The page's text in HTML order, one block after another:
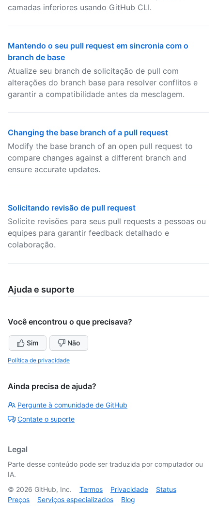
camadas inferiores usando GitHub CLI.
Mantendo o seu pull request em sincronia com o
branch de base
Atualize seu branch de solicitação de pull com
alterações do branch base para resolver conflitos e
garantir a compatibilidade antes da mesclagem.
Changing the base branch of a pull request
Modify the base branch of an open pull request to
compare changes against a different branch and
ensure accurate updates.
Solicitando revisão de pull request
Solicite revisões para seus pull requests a pessoas ou
equipes para garantir feedback detalhado e
colaboração.
Ajuda e suporte
Você encontrou o que precisava?
Sim Não
Política de privacidade
Ainda precisa de ajuda?
Pergunte à comunidade de GitHub
Contate o suporte
Legal
Parte desse conteúdo pode ser traduzida por computador ou
IA.
© 2026 GitHub, Inc. Termos Privacidade
Status
Preços
Serviços especializados Blog